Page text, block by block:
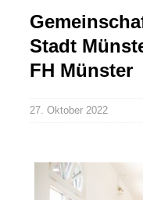
Stadt
FH Münster
27. Oktober 2022